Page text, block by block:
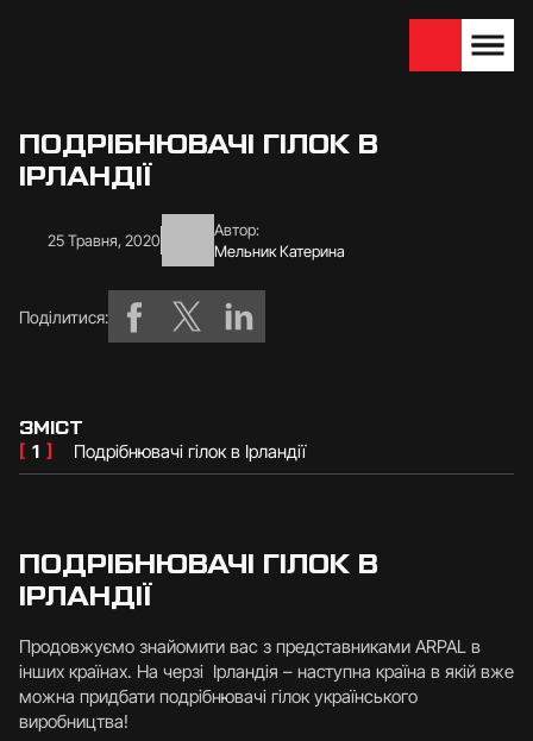
ПОДРІБНЮВАЧІ ГІЛОК В
ІРЛАНДІЇ
25 Травня, 2020
Автор:
Мельник Катерина
Поділитися:
ЗМІСТ
[ 1 ] Подрібнювачі гілок в Ірландії
ПОДРІБНЮВАЧІ ГІЛОК В
ІРЛАНДІЇ
Продовжуємо знайомити вас з представниками ARPAL в
інших країнах. На черзі Ірландія – наступна країна в якій вже
можна придбати подрібнювачі гілок українського
виробництва!